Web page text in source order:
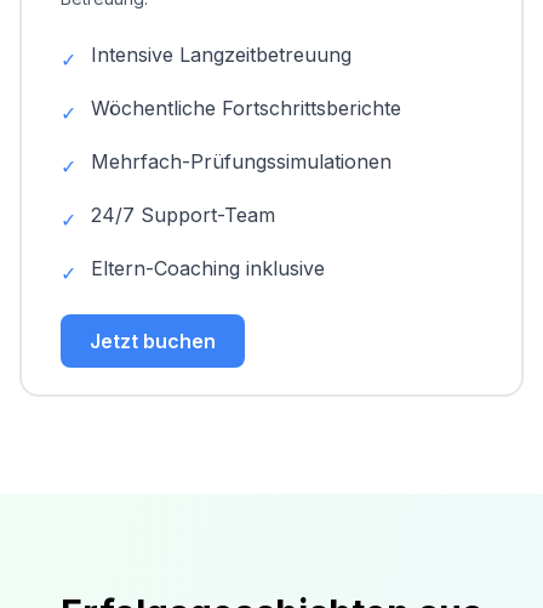
✓ Intensive Langzeitbetreuung
✓ Wöchentliche Fortschrittsberichte
✓ Mehrfach-Prüfungssimulationen
✓ 24/7 Support-Team
✓ Eltern-Coaching inklusive
Jetzt buchen